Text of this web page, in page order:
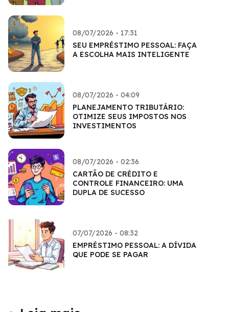
08/07/2026 - 17:31
SEU EMPRÉSTIMO PESSOAL: FAÇA
A ESCOLHA MAIS INTELIGENTE
08/07/2026 - 04:09
PLANEJAMENTO TRIBUTÁRIO:
OTIMIZE SEUS IMPOSTOS NOS
INVESTIMENTOS
08/07/2026 - 02:36
CARTÃO DE CRÉDITO E
CONTROLE FINANCEIRO: UMA
DUPLA DE SUCESSO
07/07/2026 - 08:32
EMPRÉSTIMO PESSOAL: A DÍVIDA
QUE PODE SE PAGAR